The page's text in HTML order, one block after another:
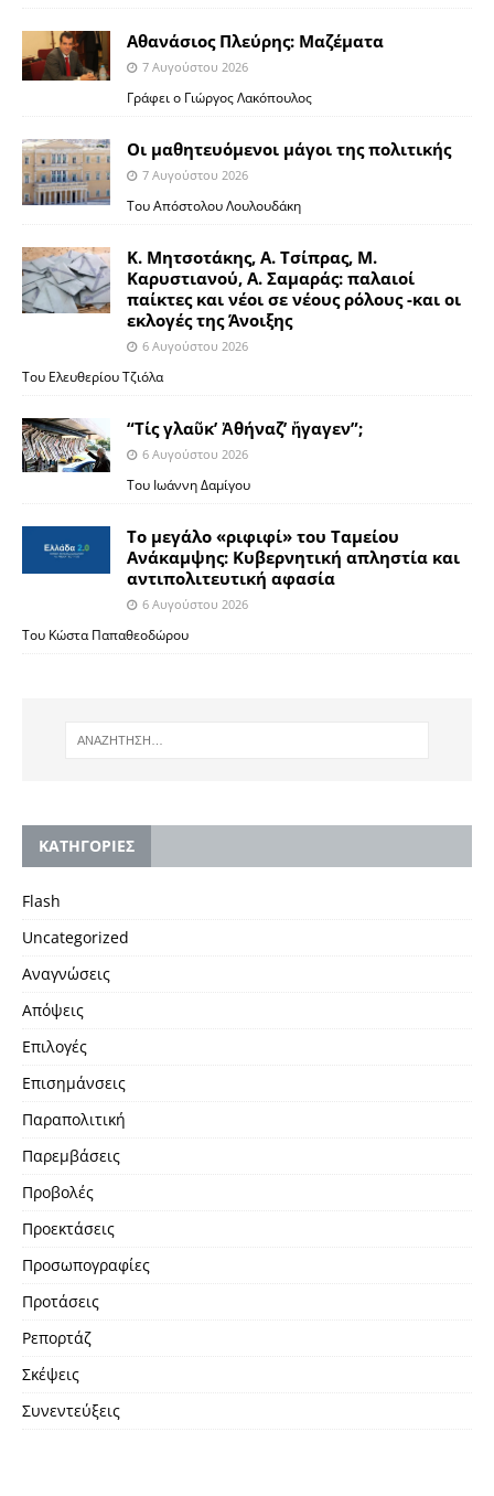
Αθανάσιος Πλεύρης: Μαζέματα
7 Αυγούστου 2026
Γράφει ο Γιώργος Λακόπουλος
Οι μαθητευόμενοι μάγοι της πολιτικής
7 Αυγούστου 2026
Του Απόστολου Λουλουδάκη
Κ. Μητσοτάκης, Α. Τσίπρας, Μ.
Καρυστιανού, Α. Σαμαράς: παλαιοί
παίκτες και νέοι σε νέους ρόλους -και οι
εκλογές της Άνοιξης
6 Αυγούστου 2026
Του Ελευθερίου Τζιόλα
“Τίς γλαῦκ’ Ἀθήναζ’ ἤγαγεν”;
6 Αυγούστου 2026
Του Ιωάννη Δαμίγου
Το μεγάλο «ριφιφί» του Ταμείου
Ανάκαμψης: Κυβερνητική απληστία και
αντιπολιτευτική αφασία
6 Αυγούστου 2026
Του Κώστα Παπαθεοδώρου
KΑΤΗΓΟΡΙΕΣ
Flash
Uncategorized
Αναγνώσεις
Απόψεις
Επιλογές
Επισημάνσεις
Παραπολιτική
Παρεμβάσεις
Προβολές
Προεκτάσεις
Προσωπογραφίες
Προτάσεις
Ρεπορτάζ
Σκέψεις
Συνεντεύξεις